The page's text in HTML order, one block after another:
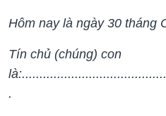
Hôm nay là ngày 30 tháng
Tín chủ (chúng) con
.